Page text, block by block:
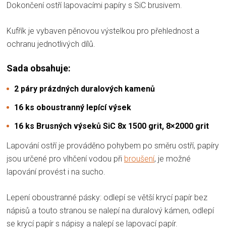
Dokončení ostří lapovacími papíry s SiC brusivem.
Kufřík je vybaven pěnovou výstelkou pro přehlednost a
ochranu jednotlivých dílů.
Sada obsahuje:
2 páry prázdných duralových kamenů
16 ks oboustranný lepící výsek
16 ks Brusných výseků SiC 8x 1500 grit, 8×2000 grit
Lapování ostří je prováděno pohybem po směru ostří, papíry
jsou určené pro vlhčení vodou při broušení, je možné
lapování provést i na sucho.
Lepení oboustranné pásky: odlepí se větší krycí papír bez
nápisů a touto stranou se nalepí na duralový kámen, odlepí
se krycí papír s nápisy a nalepí se lapovací papír.